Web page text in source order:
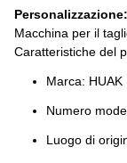
Personalizzazione:
Macchina per il
Caratteristiche del
Marca: HUAK
Numero
Luogo di